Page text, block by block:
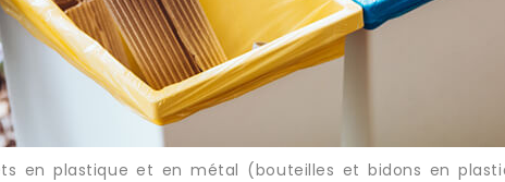
en plastique et en métal (bouteilles et bidons en